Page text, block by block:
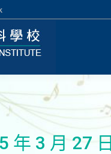
年 3 月 27 日